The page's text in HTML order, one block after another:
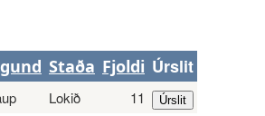
Staða Fjoldi Úrslit
Lokið 11